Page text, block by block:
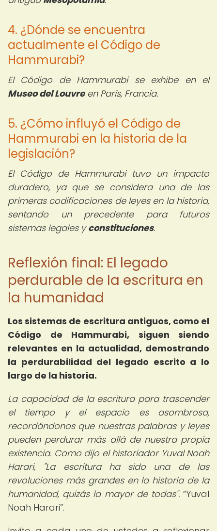
4. ¿Dónde se encuentra
actualmente el Código de
Hammurabi?
El Código de Hammurabi se exhibe en el
Museo del Louvreen París, Francia.
5. ¿Cómo influyó el Código de
Hammurabi en la historia de la
legislación?
El Código de Hammurabi tuvo un impacto
duradero, ya que se considera una de las
primeras codificaciones de leyes en la historia,
sentando un precedente para futuros
sistemas legales yconstituciones.
Reflexión final: El legado
perdurable de la escritura en
la humanidad
Los sistemas de escritura antiguos, como el
Código de Hammurabi, siguen siendo
relevantes en la actualidad, demostrando
la perdurabilidad del legado escrito a lo
largo de la historia.
La capacidad de la escritura para trascender
el tiempo y el espacio es asombrosa,
recordándonos que nuestras palabras y leyes
pueden perdurar más allá de nuestra propia
existencia. Como dijo el historiador Yuval Noah
Harari, "La escritura ha sido una de las
revoluciones más grandes en la historia de la
humanidad, quizás la mayor de todas". Yuval
Noah Harari .